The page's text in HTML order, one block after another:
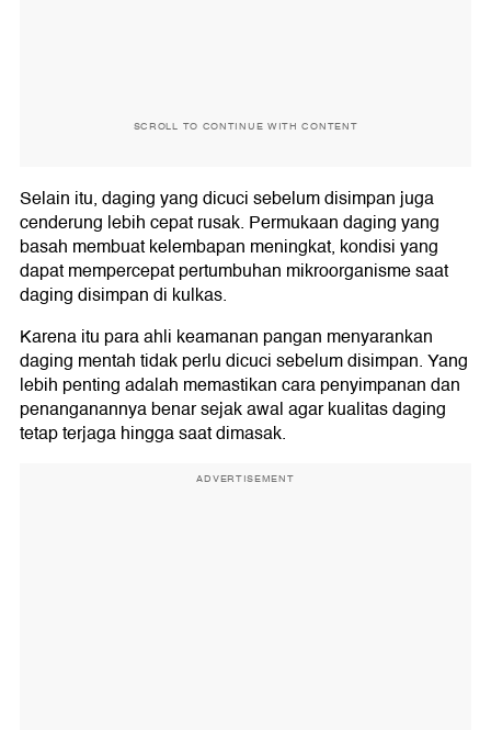
SCROLL TO CONTINUE WITH CONTENT
Selain itu, daging yang dicuci sebelum disimpan juga
cenderung lebih cepat rusak. Permukaan daging yang
basah membuat kelembapan meningkat, kondisi yang
dapat mempercepat pertumbuhan mikroorganisme saat
daging disimpan di kulkas.
Karena itu para ahli keamanan pangan menyarankan
daging mentah tidak perlu dicuci sebelum disimpan. Yang
lebih penting adalah memastikan cara penyimpanan dan
penanganannya benar sejak awal agar kualitas daging
tetap terjaga hingga saat dimasak.
ADVERTISEMENT